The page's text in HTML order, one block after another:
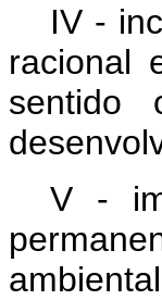
IV -
racional
sentido
V -